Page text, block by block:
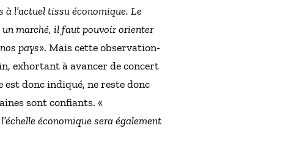
l’actuel tissu économique. Le
marché, il faut pouvoir orienter
pays». Mais cette observation-
exhortant à avancer de concert
est donc indiqué, ne reste donc
sont confiants. «
économique sera également